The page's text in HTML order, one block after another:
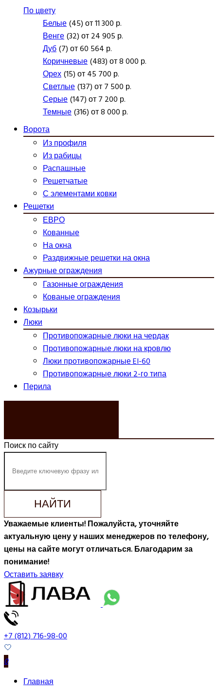
По цвету
Белые(45) от 11 300 р.
Венге(32) от 24 905 р.
Дуб(7) от 60 564 р.
Коричневые(483) от 8 000 р.
Орех(15) от 45 700 р.
Светлые(137) от 7 500 р.
Серые(147) от 7 200 р.
Темные(316) от 8 000 р.
Ворота
Из профиля
Из рабицы
Распашные
Решетчатые
С элементами ковки
Решетки
ЕВРО
Кованные
На окна
Раздвижные решетки на окна
Ажурные ограждения
Газонные ограждения
Кованые ограждения
Козырьки
Люки
Противопожарные люки на чердак
Противопожарные люки на кровлю
Люки противопожарные EI-60
Противопожарные люки 2-го типа
Перила
Поиск по сайту
НАЙТИ
Уважаемые клиенты! Пожалуйста, уточняйте
актуальную цену у наших менеджеров по телефону,
цены на сайте могут отличаться. Благодарим за
понимание!
Оставить заявку
+7 (812) 716-98-00
0
Главная